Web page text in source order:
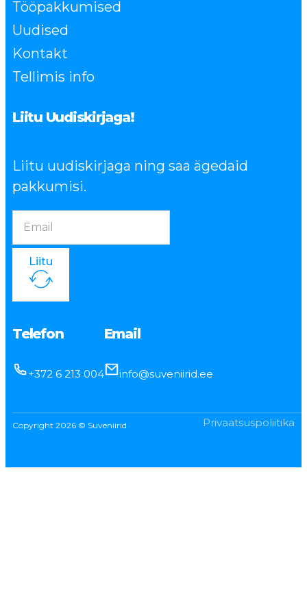
Tööpakkumised
Uudised
Kontakt
Tellimis info
Liitu Uudiskirjaga!
Liitu uudiskirjaga ning saa ägedaid
pakkumisi.
Liitu
Telefon
+372 6 213 004
Email
info@suveniirid.ee
Copyright 2026 © Suveniirid Privaatsuspoliitika